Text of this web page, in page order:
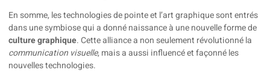
En somme, les technologies de pointe et l’art graphique sont entrés
dans une symbiose qui a donné naissance à une nouvelle forme de
culture graphique. Cette alliance a non seulement révolutionné la
communication visuelle, mais a aussi influencé et façonné les
nouvelles technologies.